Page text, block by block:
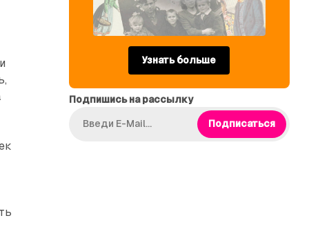
Узнать больше
Подпишись на рассылку
Подписаться